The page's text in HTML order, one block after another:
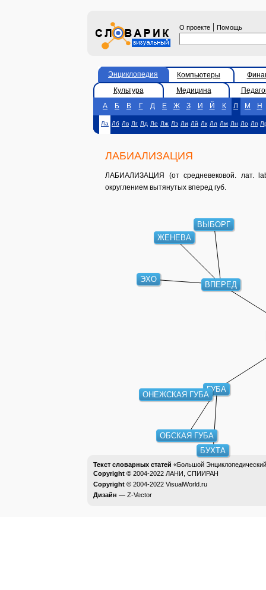
О проекте | Помощь
Энциклопедия Компьютеры
Культура
Медицина
А
Б В Г Д Е Ж З И Й К Л М Н
Ла Лб Лв Лг Лд Ле Лж Лз Ли Лй Лк Лл Лм Лн Ло Лп
ЛАБИАЛИЗАЦИЯ
ЛАБИАЛИЗАЦИЯ (от средневековой. лат.
округлением вытянутых вперед губ.
ВПЕРЕД
ГУБА
ВЫБОРГ
ЭХО
ЖЕНЕВА
ОБСКАЯ ГУБА
ОНЕЖСКАЯ ГУБА
БУХТА
Текст словарных статей «Большой
Copyright © 2004-2022 ЛАНИ, СПИИРАН
Copyright © 2004-2022 VisualWorld.ru
Дизайн — Z-Vector